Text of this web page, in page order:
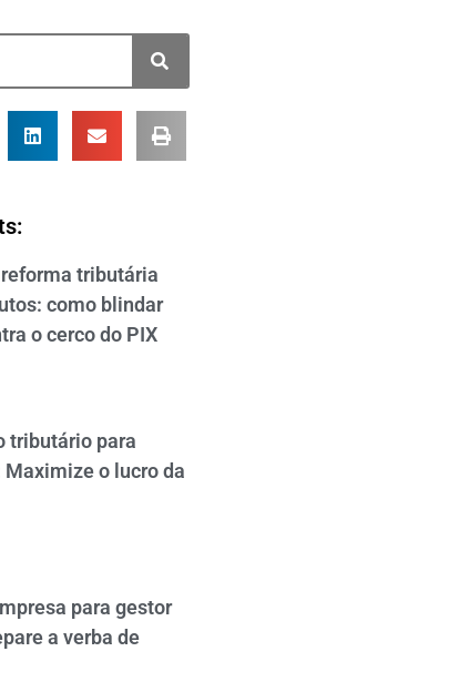
tributária
como blindar
o cerco do PIX
tributário para
Maximize o lucro da
para gestor
a verba de